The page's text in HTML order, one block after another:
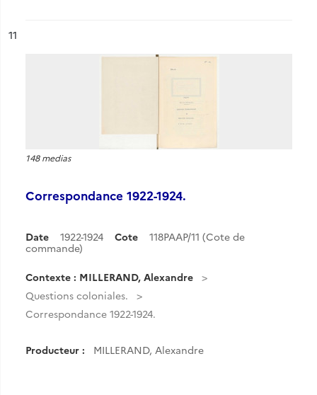
n°
11
148 medias
Correspondance 1922-1924.
Date 1922-1924 Cote
118PAAP/11 (Cote de
commande)
Contexte : MILLERAND, Alexandre
Questions coloniales.
Correspondance 1922-1924.
Producteur : MILLERAND, Alexandre